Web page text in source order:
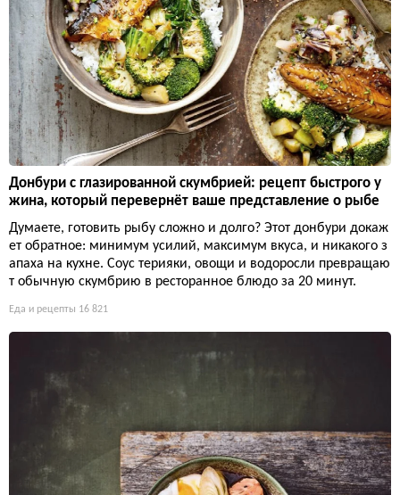
Донбури с глазированной скумбрией: рецепт быстрого у
жина, который перевернёт ваше представление о рыбе
Думаете, готовить рыбу сложно и долго? Этот донбури докаж
ет обратное: минимум усилий, максимум вкуса, и никакого з
апаха на кухне. Соус терияки, овощи и водоросли превращаю
т обычную скумбрию в ресторанное блюдо за 20 минут.
Еда и рецепты 16 821